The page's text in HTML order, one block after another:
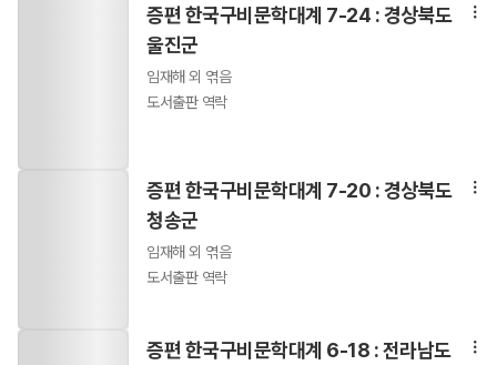
증편 한국구비문학대계 7-24 : 경상북도
울진군
임재해 외 엮음
도서출판 역락
증편 한국구비문학대계 7-20 : 경상북도
청송군
임재해 외 엮음
도서출판 역락
증편 한국구비문학대계 6-18 : 전라남도